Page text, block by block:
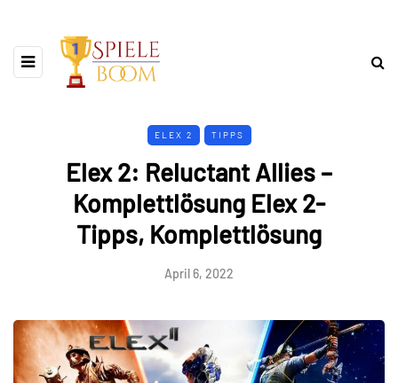
ELEX 2 TIPPS
Elex 2: Reluctant Allies –
Komplettlösung Elex 2-
Tipps, Komplettlösung
April 6, 2022